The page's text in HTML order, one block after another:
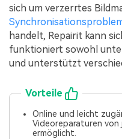
sich um verzerrtes
handelt, Repairit kann
funktioniert sowohl
und unterstützt
Vorteile
Online und leicht
Videoreparaturen von
ermöglicht.